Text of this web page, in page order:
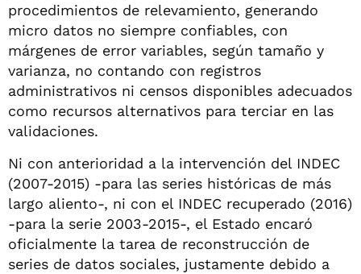
procedimientos de relevamiento, generando
micro datos no siempre confiables, con
márgenes de error variables, según tamaño y
varianza, no contando con registros
administrativos ni censos disponibles adecuados
como recursos alternativos para terciar en las
validaciones.
Ni con anterioridad a la intervención del INDEC
(2007-2015) -para las series históricas de más
largo aliento-, ni con el INDEC recuperado (2016)
-para la serie 2003-2015-, el Estado encaró
oficialmente la tarea de reconstrucción de
series de datos sociales, justamente debido a